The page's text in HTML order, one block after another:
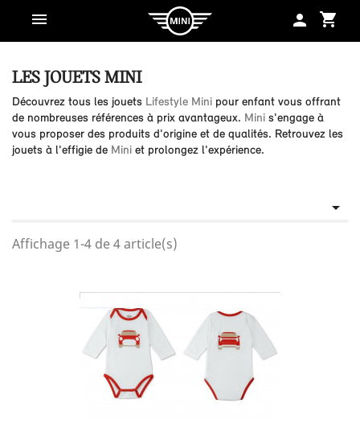
shopping_cart
person
LES JOUETS MINI
Découvrez tous les jouets Lifestyle Mini pour enfant vous offrant
de nombreuses références à prix avantageux. Mini s'engage à
vous proposer des produits d'origine et de qualités. Retrouvez les
jouets à l'effigie de Mini et prolongez l'expérience.

Affichage 1-4 de 4 article(s)